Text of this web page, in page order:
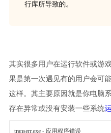
行库所导致的。
其实很多用户在运行软件或游
果是第一次遇见有的用户会可
这样。其主要原因就是你电脑
存在异常或没有安装一些系统
transerr.exe - 应用程序错误